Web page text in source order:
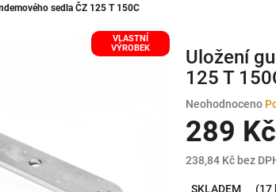
sedla ČZ 125 T 150C
VLASTNÍ
VÝROBEK
Uložení
125 T
Průměrné
hodnocení
produktu
0,0
Neohodnoceno
289 Kč
238,84 Kč bez
SKLADEM
(17